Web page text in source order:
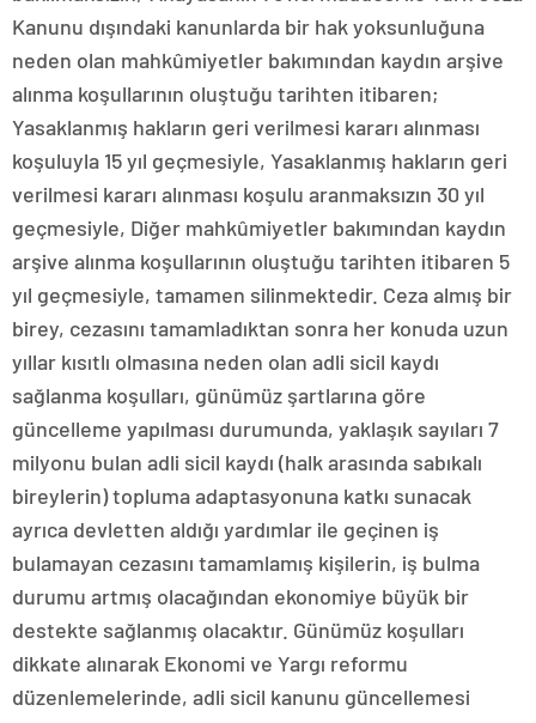
Kanunu dışındaki kanunlarda bir hak yoksunluğuna
neden olan mahkûmiyetler bakımından kaydın arşive
alınma koşullarının oluştuğu tarihten itibaren;
Yasaklanmış hakların geri verilmesi kararı alınması
koşuluyla 15 yıl geçmesiyle, Yasaklanmış hakların geri
verilmesi kararı alınması koşulu aranmaksızın 30 yıl
geçmesiyle, Diğer mahkûmiyetler bakımından kaydın
arşive alınma koşullarının oluştuğu tarihten itibaren 5
yıl geçmesiyle, tamamen silinmektedir. Ceza almış bir
birey, cezasını tamamladıktan sonra her konuda uzun
yıllar kısıtlı olmasına neden olan adli sicil kaydı
sağlanma koşulları, günümüz şartlarına göre
güncelleme yapılması durumunda, yaklaşık sayıları 7
milyonu bulan adli sicil kaydı (halk arasında sabıkalı
bireylerin) topluma adaptasyonuna katkı sunacak
ayrıca devletten aldığı yardımlar ile geçinen iş
bulamayan cezasını tamamlamış kişilerin, iş bulma
durumu artmış olacağından ekonomiye büyük bir
destekte sağlanmış olacaktır. Günümüz koşulları
dikkate alınarak Ekonomi ve Yargı reformu
düzenlemelerinde, adli sicil kanunu güncellemesi